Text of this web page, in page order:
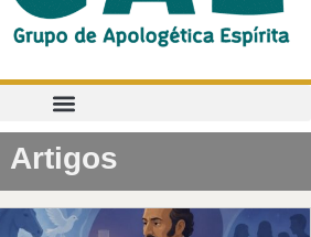
Artigos